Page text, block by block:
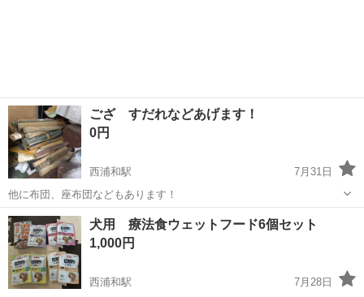
ござ すだれなどあげます！
0円
西浦和駅
7月31日
他に布団、座布団などもあります！
埼玉 志木市 西浦和駅 その他
犬用 療法食ウェットフード6個セット
1,000円
西浦和駅
7月28日